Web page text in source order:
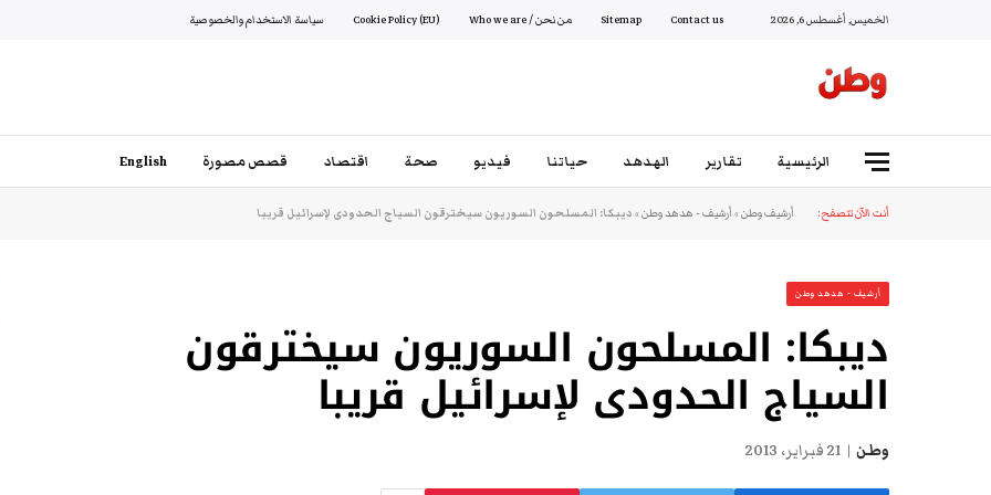
الخميس, أغسطس 6, 2026 Contact us
Sitemap من نحن / Who we are Cookie Policy (EU) سياسة الاستخدام والخصوصية
الرئيسية تقارير الهدهد حياتنا فيديو صحة اقتصاد قصص مصورة English
أنت الآن تتصفح: أرشيف وطن»أرشيف - هدهد وطن»ديبكا: المسلحون السوريون سيخترقون السياج الحدودى لإسرائيل قريبا
أرشيف - هدهد وطن
ديبكا: المسلحون السوريون سيخترقون
السياج الحدودى لإسرائيل قريبا
وطن 21 فبراير، 2013